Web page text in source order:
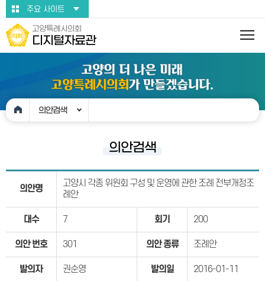
본문바로가기주요 사이트
고양특례시의회
디지털자료관
의안검색
의안검색
의안명
고양시 각종 위원회 구성 및 운영에 관한 조례 전부개정조
례안
대수 7 회기 200
의안 번호 301 의안 종류 조례안
발의자 권순영 발의일 2016-01-11